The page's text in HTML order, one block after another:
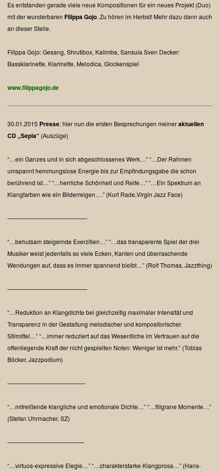
Es entstanden gerade viele neue Kompositionen für ein neues Projekt (Duo)
mit der wunderbaren Filippa Gojo. Zu hören im Herbst! Mehr dazu dann auch
an dieser Stelle.
Filippa Gojo: Gesang, Shrutibox, Kalimba, Sansula Sven Decker:
Bassklarinette, Klarinette, Melodica, Glockenspiel
www.filippagojo.de
30.01.2015 Presse:hier nun die ersten Besprechungen meineraktuellen
CD „Sepia“ (Auszüge)
“…ein Ganzes und in sich abgeschlossenes Werk…”“…Der Rahmen
umspannt hemmungslose Energie bis zur Empfindungsgabe die schon
berührend ist…”“…herrliche Schönheit und Reife…”“…Ein Spektrum an
Klangfarben wie ein Bilderreigen….” (Kurt Rade,Virgin Jazz Face)
—————————————–
“…behutsam steigernde Exerzitien…”“…das transparente Spiel der drei
Musiker weist jedenfalls so viele Ecken, Kanten und überraschende
Wendungen auf, dass es immer spannend bleibt…” (Rolf Thomas, Jazzthing)
—————————————–
“…Reduktion an Klangdichte bei gleichzeitig maximaler Intensität und
Transparenz in der Gestaltung melodischer und kompositorischer
Stilmittel…”“…immer reduziert auf das Wesentliche im Vertrauen auf die
offenliegende Kraft der nicht gespielten Noten: Weniger ist mehr.” (Tobias
Böcker, Jazzpodium)
—————————————-
“…mitreißende klangliche und emotionale Dichte…”“…filigrane Momente…”
(Stefan Uhrmacher, SZ)
—————————————
“…virtuos-expressive Elegie…”“…charakterstarke Klangprosa…” (Hans-